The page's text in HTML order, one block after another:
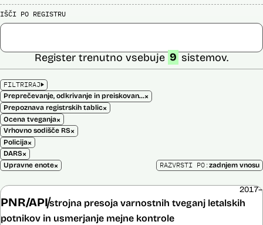
IŠČI PO REGISTRU
FILTRIRAJ
Preprečevanje, odkrivanje in preiskovanje kaznivih dejanj×
Prepoznava registrskih tablic×
Ocena tveganja×
Vrhovno sodišče RS×
Policija×
DARS×
Upravne enote×
Register trenutno vsebuje 9 sistemov.
RAZVRSTI PO:zadnjem vnosu
PNR/APIstrojna presoja varnostnih tveganj letalskih
potnikov in usmerjanje mejne kontrole
2017–